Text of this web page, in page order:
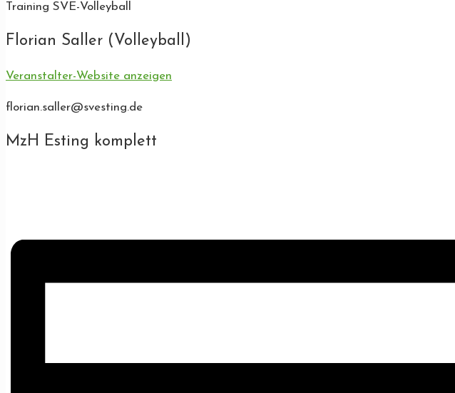
Training SVE-Volleyball
Florian Saller (Volleyball)
Veranstalter-Website anzeigen
florian.saller@svesting.de
MzH Esting komplett